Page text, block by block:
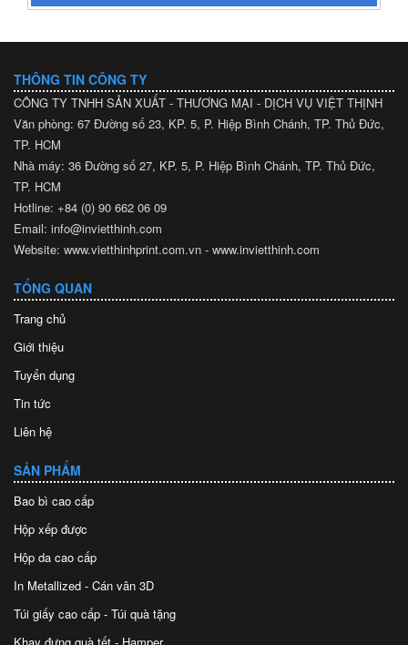
THÔNG TIN CÔNG TY
CÔNG TY TNHH SẢN XUẤT - THƯƠNG MẠI - DỊCH VỤ VIỆT THỊNH
Văn phòng: 67 Đường số 23, KP. 5, P. Hiệp Bình Chánh, TP. Thủ Đức,
TP. HCM
Nhà máy: 36 Đường số 27, KP. 5, P. Hiệp Bình Chánh, TP. Thủ Đức,
TP. HCM
Hotline: +84 (0) 90 662 06 09
Email: info@invietthinh.com
Website: www.vietthinhprint.com.vn - www.invietthinh.com
TỔNG QUAN
Trang chủ
Giới thiệu
Tuyển dụng
Tin tức
Liên hệ
SẢN PHẨM
Bao bì cao cấp
Hộp xếp được
Hộp da cao cấp
In Metallized - Cán vân 3D
Túi giấy cao cấp - Túi quà tặng